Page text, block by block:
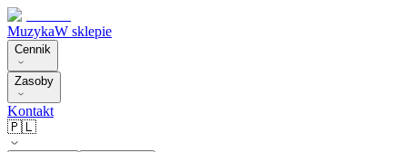
MuzykaW sklepie
Cennik
Zasoby
Kontakt
🇵🇱